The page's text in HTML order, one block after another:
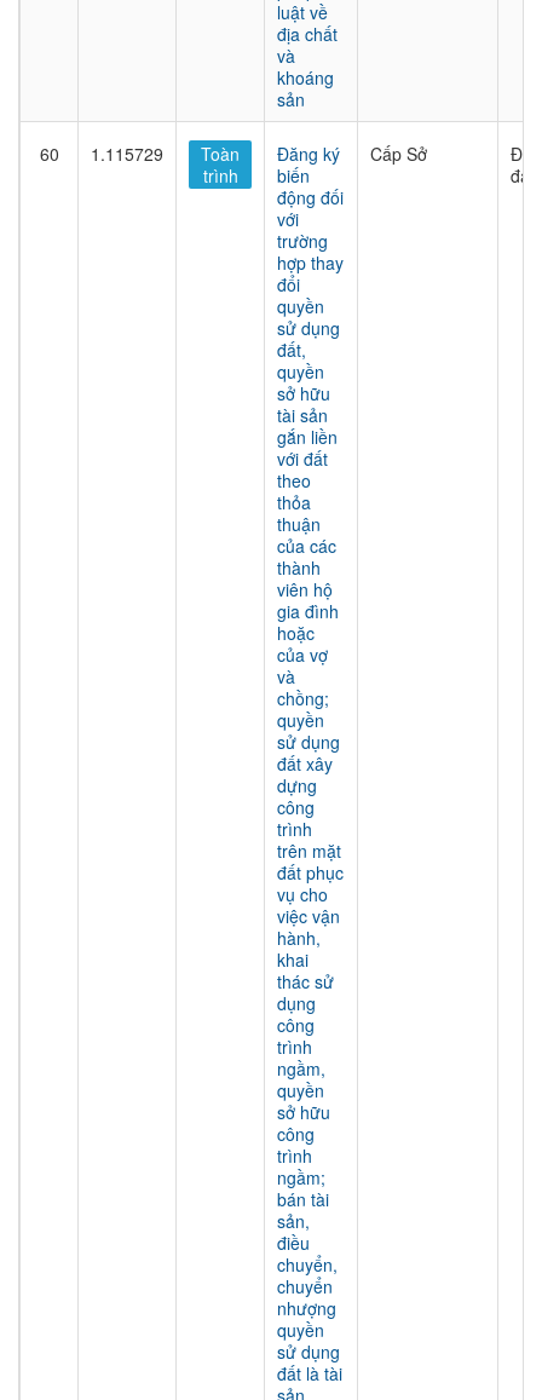
luật về
địa chất
và
khoáng
sản
60 1.115729
Toàn
trình
Đăng ký
biến
động đối
với
trường
hợp thay
đổi
quyền
sử dụng
đất,
quyền
sở hữu
tài sản
gắn liền
với đất
theo
thỏa
thuận
của các
thành
viên hộ
gia đình
hoặc
của vợ
và
chồng;
quyền
sử dụng
đất xây
dựng
công
trình
trên mặt
đất phục
vụ cho
việc vận
hành,
khai
thác sử
dụng
công
trình
ngầm,
quyền
sở hữu
công
trình
ngầm;
bán tài
sản,
điều
chuyển,
chuyển
nhượng
quyền
sử dụng
đất là tài
sản
Cấp Sở
Đất
đai